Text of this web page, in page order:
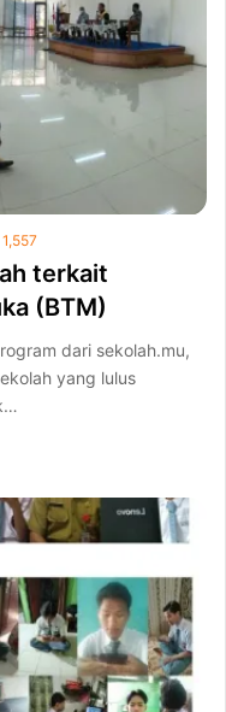
1,557
terkait
(BTM)
dari sekolah.mu,
yang lulus